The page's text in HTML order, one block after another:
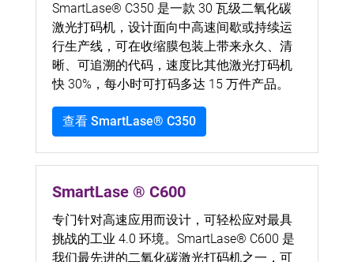
SmartLase® C350 是一款 30 瓦级二氧化碳
激光打码机，设计面向中高速间歇或持续运
行生产线，可在收缩膜包装上带来永久、清
晰、可追溯的代码，速度比其他激光打码机
快 30%，每小时可打码多达 15 万件产品。
查看 SmartLase® C350
SmartLase ® C600
专门针对高速应用而设计，可轻松应对最具
挑战的工业 4.0 环境。SmartLase® C600 是
我们最先进的二氧化碳激光打码机之一，可